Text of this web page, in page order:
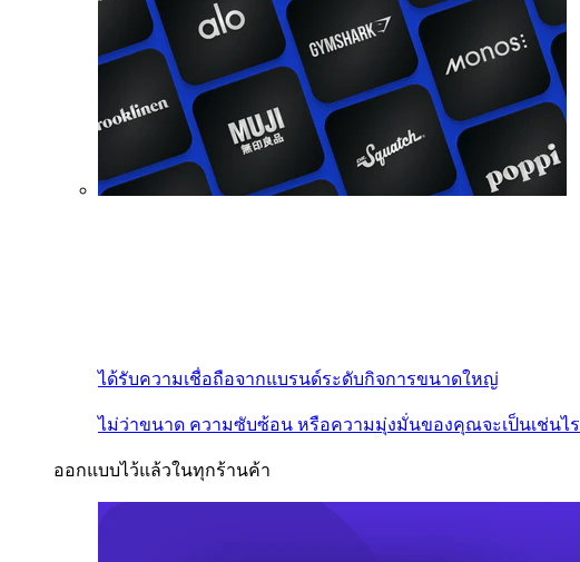
ได้รับความเชื่อถือจากแบรนด์ระดับกิจการขนาดใหญ่
ไม่ว่าขนาด ความซับซ้อน หรือความมุ่งมั่นของคุณจะเป็นเช่นไร
ออกแบบไว้แล้วในทุกร้านค้า